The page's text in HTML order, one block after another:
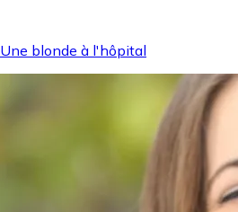
blonde à l'hôpital